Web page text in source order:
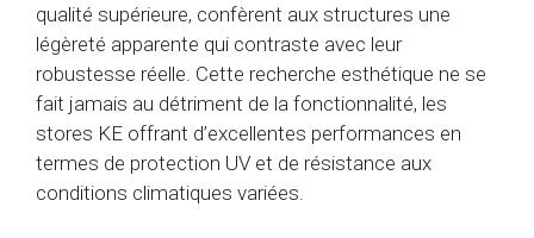
qualité supérieure, confèrent aux structures une
légèreté apparente qui contraste avec leur
robustesse réelle. Cette recherche esthétique ne se
fait jamais au détriment de la fonctionnalité, les
stores KE offrant d’excellentes performances en
termes de protection UV et de résistance aux
conditions climatiques variées.